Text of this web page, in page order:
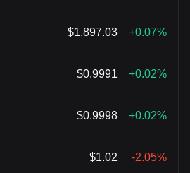
$1,897.03 +0.07%
$0.9991 +0.02%
$0.9998 +0.02%
$1.02 -2.05%